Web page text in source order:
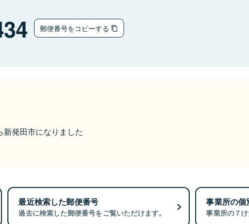
郵便番号をコピーする
発田市になりました
最近検索した郵便番号
過去に検索した郵便番号をご覧いただけます。
事業所の個
事業所の７